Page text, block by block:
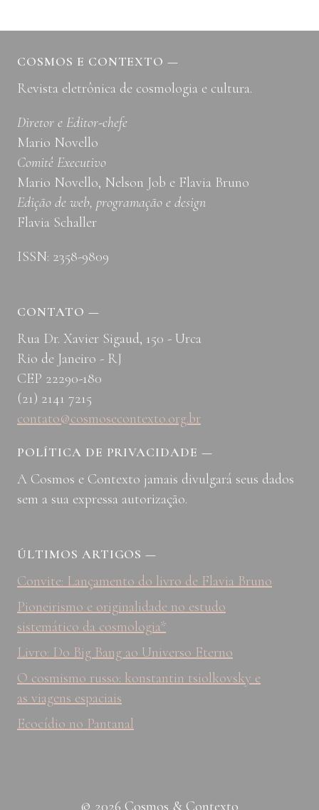
COSMOS E CONTEXTO—
Revista eletrônica de cosmologia e cultura.
Diretor e Editor-chefe
Mario Novello
Comitê Executivo
Mario Novello, Nelson Job e Flavia Bruno
Edição de web, programação e design
Flavia Schaller
ISSN: 2358-9809
CONTATO —
Rua Dr. Xavier Sigaud, 150 - Urca
Rio de Janeiro - RJ
CEP 22290-180
(21) 2141 7215
contato@cosmosecontexto.org.br
POLÍTICA DE PRIVACIDADE—
A Cosmos e Contexto jamais divulgará seus dados
sem a sua expressa autorização.
ÚLTIMOS ARTIGOS—
Convite: Lançamento do livro de Flavia Bruno
Pioneirismo e originalidade no estudo
sistemático da cosmologia*
Livro: Do Big Bang ao Universo Eterno
O cosmismo russo: konstantin tsiolkovsky e
as viagens espaciais
Ecocídio no Pantanal
© 2026 Cosmos & Contexto